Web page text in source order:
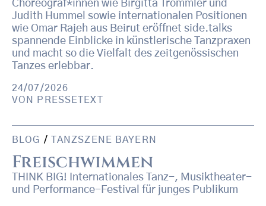
Choreograf*innen wie Birgitta Trommler und
Judith Hummel sowie internationalen Positionen
wie Omar Rajeh aus Beirut eröffnet side.talks
spannende Einblicke in künstlerische Tanzpraxen
und macht so die Vielfalt des zeitgenössischen
Tanzes erlebbar.
24/07/2026
VON
PRESSETEXT
BLOG / TANZSZENE BAYERN
Freischwimmen
THINK BIG! Internationales Tanz-, Musiktheater-
und Performance-Festival für junges Publikum